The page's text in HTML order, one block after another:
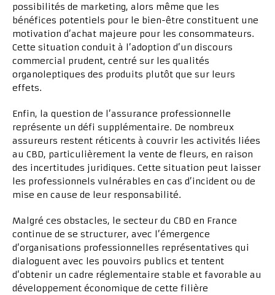
possibilités de marketing, alors même que les
bénéfices potentiels pour le bien-être constituent une
motivation d’achat majeure pour les consommateurs.
Cette situation conduit à l’adoption d’un discours
commercial prudent, centré sur les qualités
organoleptiques des produits plutôt que sur leurs
effets.
Enfin, la question de l’assurance professionnelle
représente un défi supplémentaire. De nombreux
assureurs restent réticents à couvrir les activités liées
au CBD, particulièrement la vente de fleurs, en raison
des incertitudes juridiques. Cette situation peut laisser
les professionnels vulnérables en cas d’incident ou de
mise en cause de leur responsabilité.
Malgré ces obstacles, le secteur du CBD en France
continue de se structurer, avec l’émergence
d’organisations professionnelles représentatives qui
dialoguent avec les pouvoirs publics et tentent
d’obtenir un cadre réglementaire stable et favorable au
développement économique de cette filière